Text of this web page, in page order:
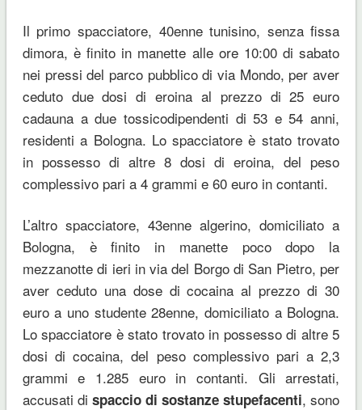
Il primo spacciatore, 40enne tunisino, senza fissa
dimora, è finito in manette alle ore 10:00 di sabato
nei pressi del parco pubblico di via Mondo, per aver
ceduto due dosi di eroina al prezzo di 25 euro
cadauna a due tossicodipendenti di 53 e 54 anni,
residenti a Bologna. Lo spacciatore è stato trovato
in possesso di altre 8 dosi di eroina, del peso
complessivo pari a 4 grammi e 60 euro in contanti.
L’altro spacciatore, 43enne algerino, domiciliato a
Bologna, è finito in manette poco dopo la
mezzanotte di ieri in via del Borgo di San Pietro, per
aver ceduto una dose di cocaina al prezzo di 30
euro a uno studente 28enne, domiciliato a Bologna.
Lo spacciatore è stato trovato in possesso di altre 5
dosi di cocaina, del peso complessivo pari a 2,3
grammi e 1.285 euro in contanti. Gli arrestati,
accusati di spaccio di sostanze stupefacenti, sono